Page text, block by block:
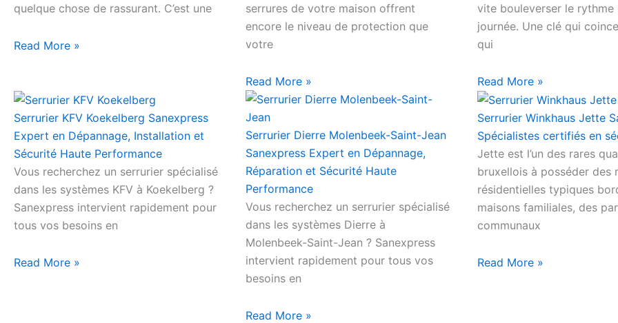
quelque chose de rassurant. C’est une
Read More »
serrures de votre maison offrent
encore le niveau de protection que
votre
Read More »
vite bouleverser le rythme
journée. Une clé qui
qui
Read More »
Serrurier KFV Koekelberg Sanexpress
Expert en Dépannage, Installation et
Sécurité Haute Performance
Vous recherchez un serrurier spécialisé
dans les systèmes KFV à Koekelberg ?
Sanexpress intervient rapidement pour
tous vos besoins en
Read More »
Serrurier Dierre Molenbeek-Saint-Jean
Sanexpress Expert en Dépannage,
Réparation et Sécurité Haute
Performance
Vous recherchez un serrurier spécialisé
dans les systèmes Dierre à
Molenbeek-Saint-Jean ? Sanexpress
intervient rapidement pour tous vos
besoins en
Read More »
Serrurier Winkhaus Jette
Spécialistes certifiés en
Jette est l’un des rares
bruxellois à posséder des
résidentielles typiques
maisons familiales, des
communaux
Read More »